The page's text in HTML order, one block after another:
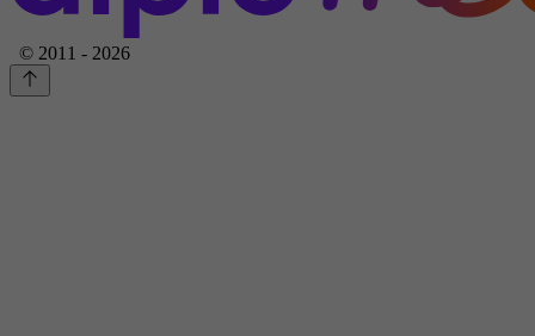
© 2011 - 2026